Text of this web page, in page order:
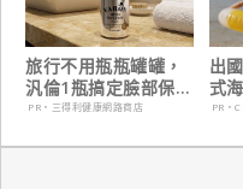
旅行不用瓶瓶罐罐，
汎倫1瓶搞定臉部保
養！
PR・三得利健康網路商店
出
式
定
PR・